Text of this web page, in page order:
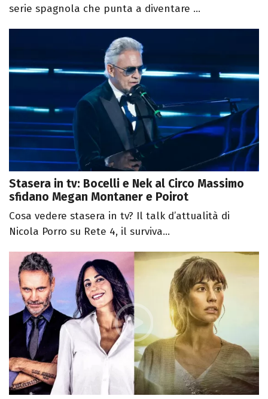
serie spagnola che punta a diventare ...
Stasera in tv: Bocelli e Nek al Circo Massimo
sfidano Megan Montaner e Poirot
Cosa vedere stasera in tv? Il talk d’attualità di
Nicola Porro su Rete 4, il surviva...